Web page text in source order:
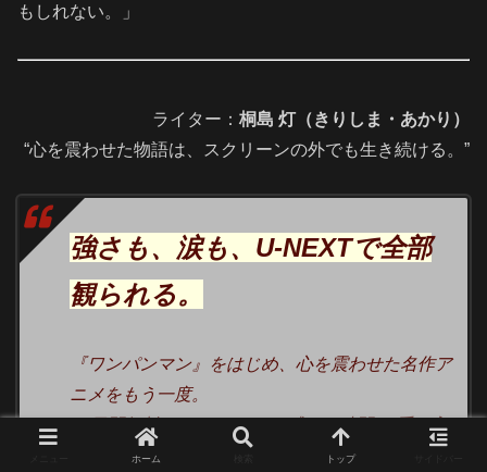
もしれない。」
ライター： 桐島 灯（きりしま・あかり）
“心を震わせた物語は、スクリーンの外でも生き続ける。”
強さも、涙も、U-NEXTで全部
観られる。
『ワンパンマン』をはじめ、心を震わせた名作ア
ニメをもう一度。
31日間無料トライアルで、“感じる時間”を手に入
れよう。ホーム トップ